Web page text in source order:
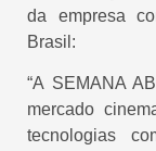
da empresa
Brasil:
“A SEMANA
mercado
tecnologias